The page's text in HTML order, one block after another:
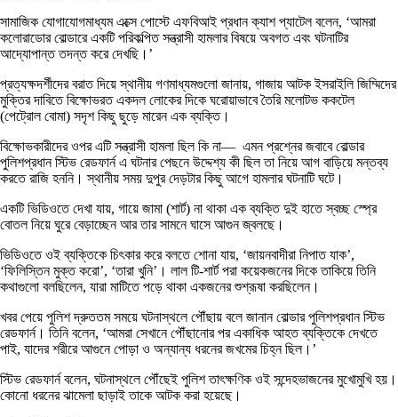
সামাজিক যোগাযোগমাধ্যম এক্সে পোস্টে এফবিআই প্রধান ক্যাশ প্যাটেল বলেন, ‘আমরা
কলোরাডোর বোল্ডারে একটি পরিকল্পিত সন্ত্রাসী হামলার বিষয়ে অবগত এবং ঘটনাটির
আদ্যোপান্ত তদন্ত করে দেখছি।’
প্রত্যক্ষদর্শীদের বরাত দিয়ে স্থানীয় গণমাধ্যমগুলো জানায়, গাজায় আটক ইসরাইলি জিম্মিদের
মুক্তির দাবিতে বিক্ষোভরত একদল লোকের দিকে ঘরোয়াভাবে তৈরি মলোটভ ককটেল
(পেট্রোল বোমা) সদৃশ কিছু ছুড়ে মারেন এক ব্যক্তি।
বিক্ষোভকারীদের ওপর এটি সন্ত্রাসী হামলা ছিল কি না— এমন প্রশ্নের জবাবে বোল্ডার
পুলিশপ্রধান স্টিভ রেডফার্ন এ ঘটনার পেছনে উদ্দেশ্য কী ছিল তা নিয়ে আগ বাড়িয়ে মন্তব্য
করতে রাজি হননি। স্থানীয় সময় দুপুর দেড়টার কিছু আগে হামলার ঘটনাটি ঘটে।
একটি ভিডিওতে দেখা যায়, গায়ে জামা (শার্ট) না থাকা এক ব্যক্তি দুই হাতে স্বচ্ছ স্প্রে
বোতল নিয়ে ঘুরে বেড়াচ্ছেন আর তার সামনে ঘাসে আগুন জ্বলছে।
ভিডিওতে ওই ব্যক্তিকে চিৎকার করে বলতে শোনা যায়, ‘জায়নবাদীরা নিপাত যাক’,
‘ফিলিস্তিন মুক্ত করো’, ‘তারা খুনি’। লাল টি-শার্ট পরা কয়েকজনের দিকে তাকিয়ে তিনি
কথাগুলো বলছিলেন, যারা মাটিতে পড়ে থাকা একজনের শুশ্রূষা করছিলেন।
খবর পেয়ে পুলিশ দ্রুততম সময়ে ঘটনাস্থলে পৌঁছায় বলে জানান বোল্ডার পুলিশপ্রধান স্টিভ
রেডফার্ন। তিনি বলেন, ‘আমরা সেখানে পৌঁছানোর পর একাধিক আহত ব্যক্তিকে দেখতে
পাই, যাদের শরীরে আগুনে পোড়া ও অন্যান্য ধরনের জখমের চিহ্ন ছিল।’
স্টিভ রেডফার্ন বলেন, ঘটনাস্থলে পৌঁছেই পুলিশ তাৎক্ষণিক ওই সন্দেহভাজনের মুখোমুখি হয়।
কোনো ধরনের ঝামেলা ছাড়াই তাকে আটক করা হয়েছে।